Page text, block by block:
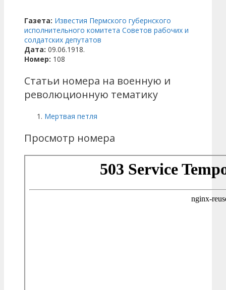
Газета: Известия Пермского губернского
исполнительного комитета Советов рабочих и
солдатских депутатов
Дата: 09.06.1918.
Номер: 108
Статьи номера на военную и
революционную тематику
Мертвая петля
Просмотр номера